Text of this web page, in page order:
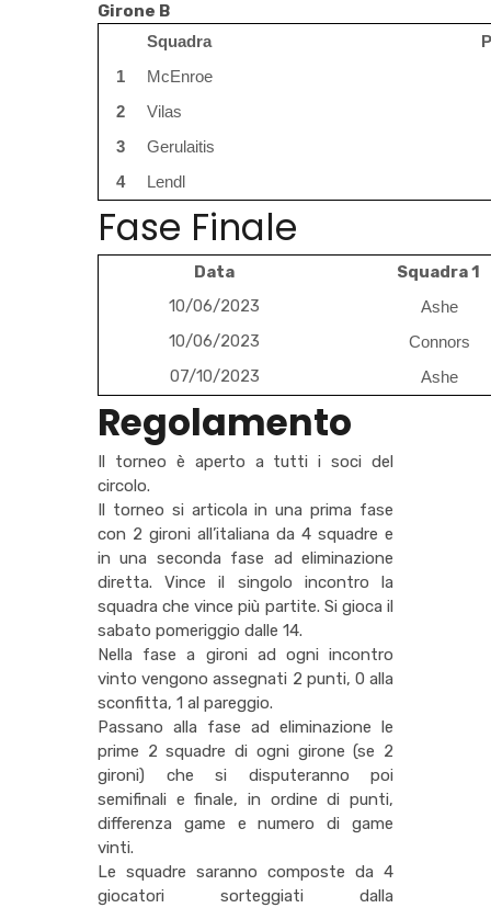
Girone B
Squadra
1
McEnroe
2
Vilas
3
Gerulaitis
4
Lendl
Fase Finale
Data
Squadra 1
10/06/2023
Ashe
10/06/2023 Connors
07/10/2023 Ashe
Regolamento
Il torneo è aperto a tutti i soci del
circolo.
Il torneo si articola in una prima fase
con 2 gironi all’italiana da 4 squadre e
in una seconda fase ad eliminazione
diretta. Vince il singolo incontro la
squadra che vince più partite. Si gioca il
sabato pomeriggio dalle 14.
Nella fase a gironi ad ogni incontro
vinto vengono assegnati 2 punti, 0 alla
sconfitta, 1 al pareggio.
Passano alla fase ad eliminazione le
prime 2 squadre di ogni girone (se 2
gironi) che si disputeranno poi
semifinali e finale, in ordine di punti,
differenza game e numero di game
vinti.
Le squadre saranno composte da 4
giocatori sorteggiati dalla